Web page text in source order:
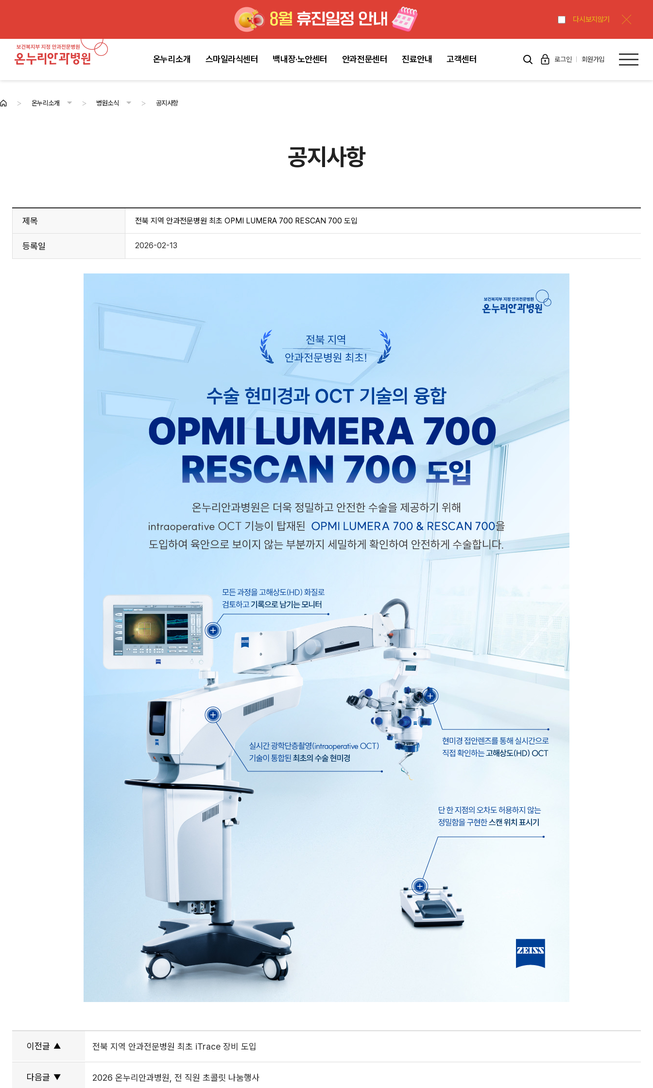
다시보지않기
온누리소개 스마일라식센터 백내장·노안센터 안과전문센터 진료안내 고객센터 로그인 회원가입
> 온누리소개 > 병원소식 > 공지사항
공지사항
제목 전북 지역 안과전문병원 최초 OPMI LUMERA 700 RESCAN 700 도입
등록일 2026-02-13
이전글 ▲ 전북 지역 안과전문병원 최초 iTrace 장비 도입
다음글 ▼ 2026 온누리안과병원, 전 직원 초콜릿 나눔행사